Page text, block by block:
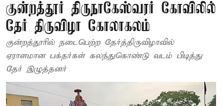
குன்றத்தூர் திருநாகேஸ்வரர் கோவிலில்
தேர் திருவிழா கோலாகலம்
குன்றத்தூரில் நடைபெற்ற தேர்த்திருவிழாவில்
ஏராளமான பக்தர்கள் கலந்துகொண்டு வடம் பிடித்து
தேர் இழுத்தனர்